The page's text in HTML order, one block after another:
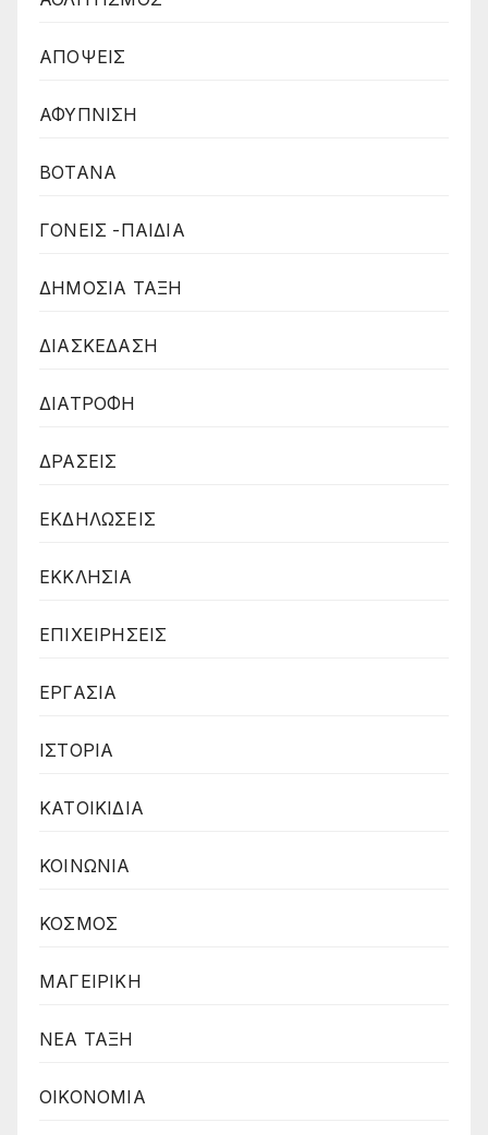
ΑΠΟΨΕΙΣ
ΑΦΥΠΝΙΣΗ
ΒΟΤΑΝΑ
ΓΟΝΕΙΣ -ΠΑΙΔΙΑ
ΔΗΜΟΣΙΑ ΤΑΞΗ
ΔΙΑΣΚΕΔΑΣΗ
ΔΙΑΤΡΟΦΗ
ΔΡΑΣΕΙΣ
ΕΚΔΗΛΩΣΕΙΣ
ΕΚΚΛΗΣΙΑ
ΕΠΙΧΕΙΡΗΣΕΙΣ
ΕΡΓΑΣΙΑ
ΙΣΤΟΡΙΑ
ΚΑΤΟΙΚΙΔΙΑ
ΚΟΙΝΩΝΙΑ
ΚΟΣΜΟΣ
ΜΑΓΕΙΡΙΚΗ
ΝΕΑ ΤΑΞΗ
ΟΙΚΟΝΟΜΙΑ